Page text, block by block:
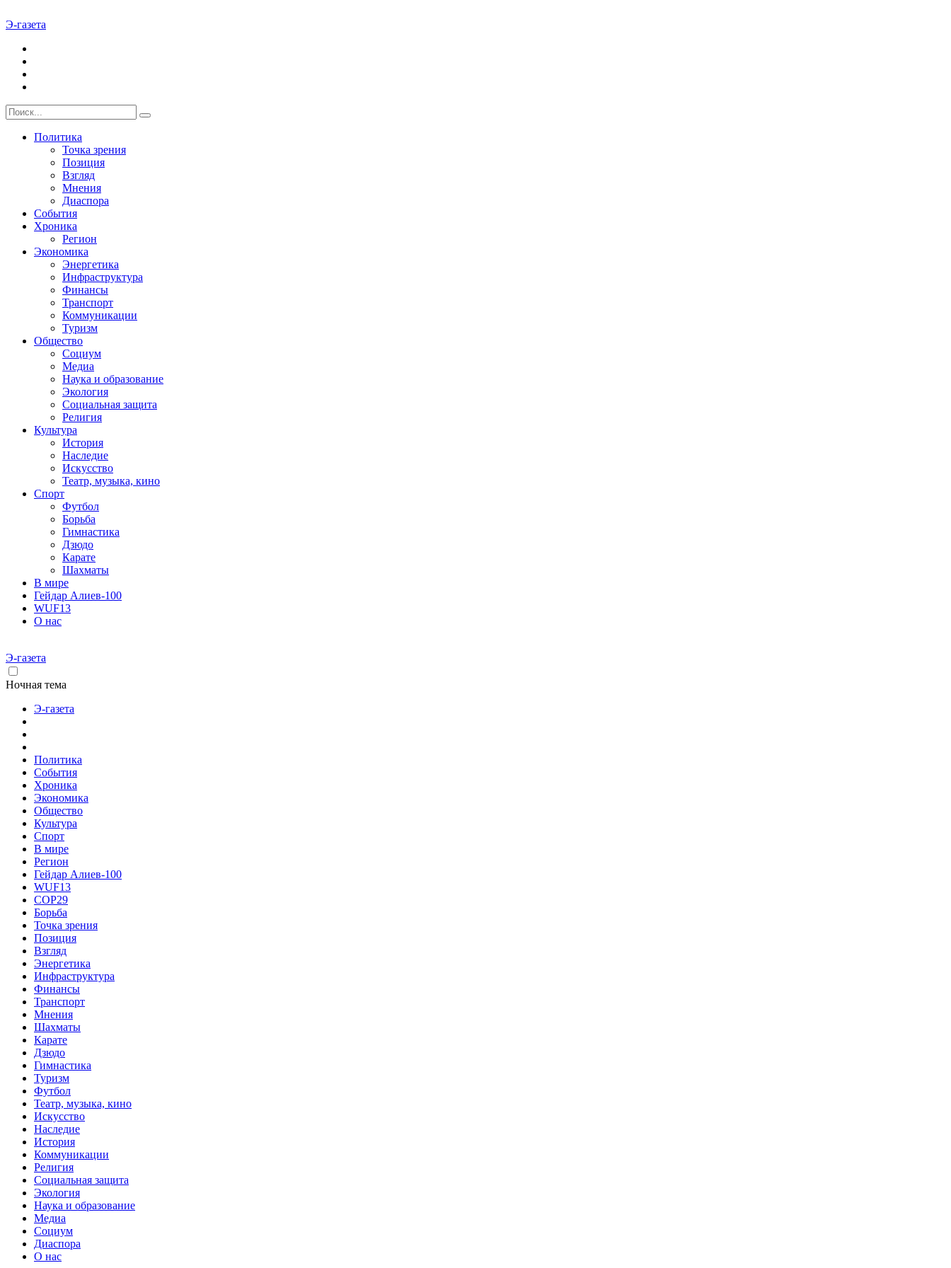
Э-газета
Политика
Точка зрения
Позиция
Взгляд
Мнения
Диаспора
События
Хроника
Регион
Экономика
Энергетика
Инфраструктура
Финансы
Транспорт
Коммуникации
Туризм
Общество
Социум
Медиа
Наука и образование
Экология
Социальная защита
Религия
Культура
История
Наследие
Искусство
Театр, музыка, кино
Спорт
Футбол
Борьба
Гимнастика
Дзюдо
Карате
Шахматы
В мире
Гейдар Алиев-100
WUF13
О нас
Э-газета
Ночная тема
Э-газета
Политика
События
Хроника
Экономика
Общество
Культура
Спорт
В мире
Регион
Гейдар Алиев-100
WUF13
COP29
Борьба
Точка зрения
Позиция
Взгляд
Энергетика
Инфраструктура
Финансы
Транспорт
Мнения
Шахматы
Карате
Дзюдо
Гимнастика
Туризм
Футбол
Театр, музыка, кино
Искусство
Наследие
История
Коммуникации
Религия
Социальная защита
Экология
Наука и образование
Медиа
Социум
Диаспора
О нас